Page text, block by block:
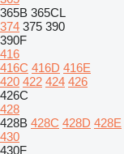
365B 365CL
374 375 390
390F
416
416C 416D 416E
420 422 424 426
426C
428
428B 428C 428D 428E
430
430F